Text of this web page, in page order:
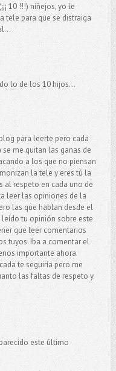
10 !!!) niñejos, yo le
tele para que se distraiga
lo de los 10 hijos...
para leerte pero cada
me quitan las ganas de
a los que no piensan
la tele y eres tú la
al respeto en cada uno de
leer las opiniones de la
las que hablan desde el
leído tu opinión sobre este
que leer comentarios
tuyos. Iba a comentar el
importante ahora
te seguiría pero me
las faltas de respeto y
este último